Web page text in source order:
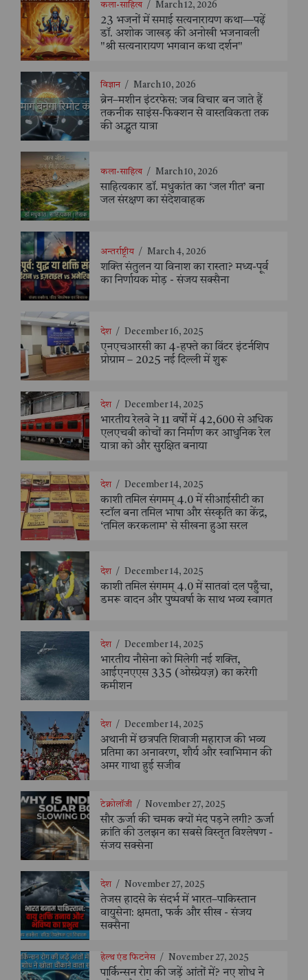
कला-साहित्य / March 12, 2026
23 भजनों में समाई सत्यनारायण कथा—पढ़ें
डॉ. अशोक जाखड़ की अनोखी भजनावली
"श्री सत्यनारायण भगवान कथा दर्शन"
विज्ञान / March 10, 2026
ब्रेन–मशीन इंटरफेस: जब विचार बन जाते हैं
तकनीक साइंस-फिक्शन से वास्तविकता तक
की अद्भुत यात्रा
कला-साहित्य / March 10, 2026
साहित्यकार डॉ. मधुकांत का ‘जल गीत’ बना
जल संरक्षण का संदेशवाहक
अन्तर्राष्ट्रीय / March 4, 2026
शक्ति संतुलन या विनाश का रास्ता? मध्य-पूर्व
का निर्णायक मोड़ - संजय सक्सैना
देश / December 16, 2025
एनएचआरसी का 4-हफ्ते का विंटर इंटर्नशिप
प्रोग्राम – 2025 नई दिल्ली में शुरू
देश / December 14, 2025
भारतीय रेलवे ने 11 वर्षों में 42,600 से अधिक
एलएचबी कोचों का निर्माण कर आधुनिक रेल
यात्रा को और सुरक्षित बनाया
देश / December 14, 2025
काशी तमिल संगमम् 4.0 में सीआईसीटी का
स्टॉल बना तमिल भाषा और संस्कृति का केंद्र,
‘तमिल करकलाम’ से सीखना हुआ सरल
देश / December 14, 2025
काशी तमिल संगमम् 4.0 में सातवां दल पहुँचा,
डमरू वादन और पुष्पवर्षा के साथ भव्य स्वागत
देश / December 14, 2025
भारतीय नौसेना को मिलेगी नई शक्ति,
आईएनएएस 335 (ओस्प्रेयज़) का करेगी
कमीशन
देश / December 14, 2025
अथानी में छत्रपति शिवाजी महाराज की भव्य
प्रतिमा का अनावरण, शौर्य और स्वाभिमान की
अमर गाथा हुई सजीव
टेक्नोलॉजी / November 27, 2025
सौर ऊर्जा की चमक क्यों मंद पड़ने लगी? ऊर्जा
क्रांति की उलझन का सबसे विस्तृत विश्लेषण -
संजय सक्सेना
देश / November 27, 2025
तेजस हादसे के संदर्भ में भारत–पाकिस्तान
वायुसेना: क्षमता, फर्क और सीख - संजय
सक्सैना
हेल्थ एंड फिटनेस / November 27, 2025
पार्किन्सन रोग की जड़ें आंतों में? नए शोध ने